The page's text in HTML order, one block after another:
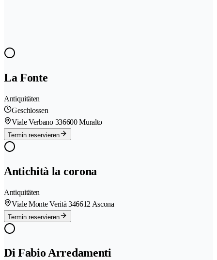
La Fonte
Antiquitäten
Geschlossen
Viale Verbano 336600 Muralto
Termin reservieren
Antichità la corona
Antiquitäten
Viale Monte Verità 346612 Ascona
Termin reservieren
Di Fabio Arredamenti